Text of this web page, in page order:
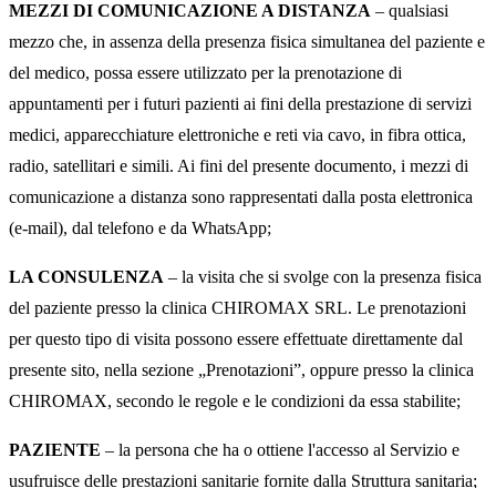
MEZZI DI COMUNICAZIONE A DISTANZA – qualsiasi
mezzo che, in assenza della presenza fisica simultanea del paziente e
del medico, possa essere utilizzato per la prenotazione di
appuntamenti per i futuri pazienti ai fini della prestazione di servizi
medici, apparecchiature elettroniche e reti via cavo, in fibra ottica,
radio, satellitari e simili. Ai fini del presente documento, i mezzi di
comunicazione a distanza sono rappresentati dalla posta elettronica
(e-mail), dal telefono e da WhatsApp;
LA CONSULENZA – la visita che si svolge con la presenza fisica
del paziente presso la clinica CHIROMAX SRL. Le prenotazioni
per questo tipo di visita possono essere effettuate direttamente dal
presente sito, nella sezione „Prenotazioni”, oppure presso la clinica
CHIROMAX, secondo le regole e le condizioni da essa stabilite;
PAZIENTE – la persona che ha o ottiene l'accesso al Servizio e
usufruisce delle prestazioni sanitarie fornite dalla Struttura sanitaria;